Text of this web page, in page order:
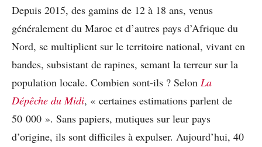
Depuis 2015, des gamins de 12 à 18 ans, venus
généralement du Maroc et d’autres pays d’Afrique du
Nord, se multiplient sur le territoire national, vivant en
bandes, subsistant de rapines, semant la terreur sur la
population locale. Combien sont-ils ? Selon La
Dépêche du Midi, « certaines estimations parlent de
50 000 ». Sans papiers, mutiques sur leur pays
d’origine, ils sont difficiles à expulser. Aujourd’hui, 40